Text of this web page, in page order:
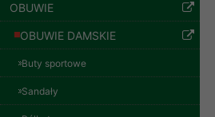
OBUWIE
OBUWIE DAMSKIE
Buty sportowe
Sandały